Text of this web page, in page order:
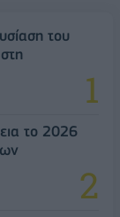
του
το 2026